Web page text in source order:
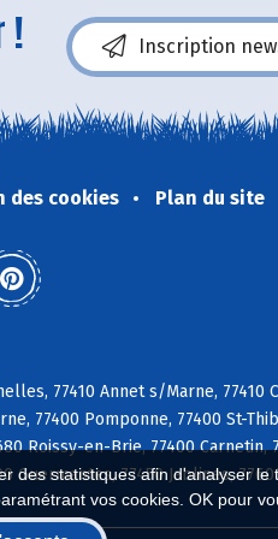
des statistiques afin d'analyser
vos cookies. OK pour
! Inscription
des cookies Plan du site
77410 Annet s/Marne, 77410
77400 Pomponne, 77400 St-
Roissy-en-Brie, 77400 Carnetin,
Guermantes, 77450 Jablines,